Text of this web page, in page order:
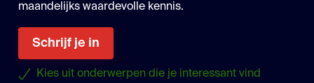
maandelijks waardevolle kennis.
Schrijf je in
Kies uit onderwerpen die je interessant vind